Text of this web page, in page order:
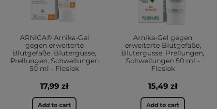
ARNICA® Arnika-Gel
gegen erweiterte
Blutgefäße, Blutergüsse,
Prellungen, Schwellungen
50 ml - Floslek
17,99 zł
Add to cart
Arnika-Gel gegen
erweiterte Blutgefäße,
Blutergüsse, Prellungen,
Schwellungen 50 ml -
Floslek
15,49 zł
Add to cart